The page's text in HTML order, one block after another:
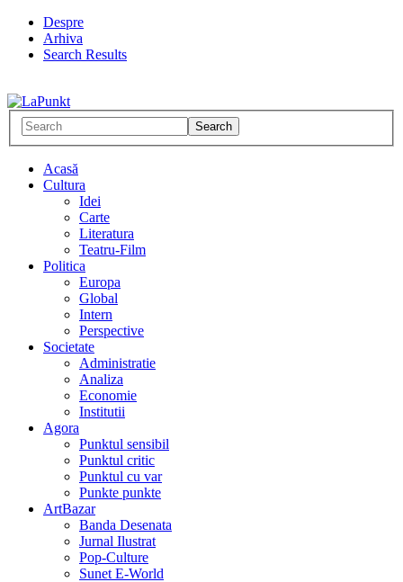
Despre
Arhiva
Search Results
Acasă
Cultura
Idei
Carte
Literatura
Teatru-Film
Politica
Europa
Global
Intern
Perspective
Societate
Administratie
Analiza
Economie
Institutii
Agora
Punktul sensibil
Punktul critic
Punktul cu var
Punkte punkte
ArtBazar
Banda Desenata
Jurnal Ilustrat
Pop-Culture
Sunet E-World